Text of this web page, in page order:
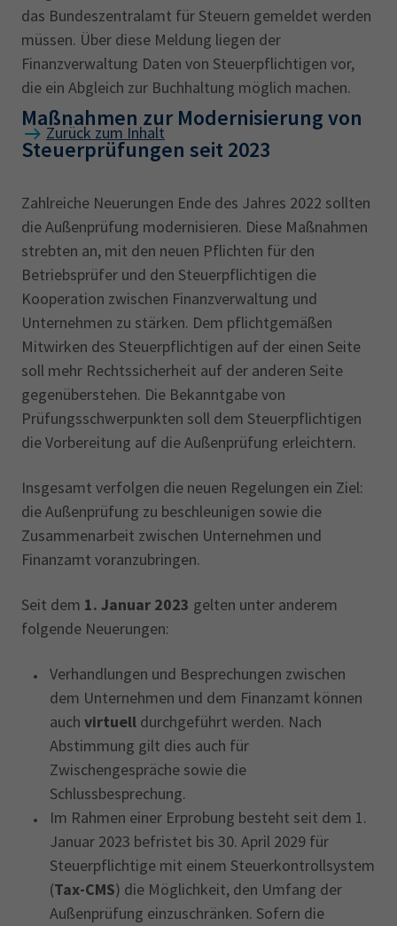
das Bundeszentralamt für Steuern gemeldet werden
müssen. Über diese Meldung liegen der
Finanzverwaltung Daten von Steuerpflichtigen vor,
die ein Abgleich zur Buchhaltung möglich machen.
Zurück zum Inhalt
Maßnahmen zur Modernisierung von
Steuerprüfungen seit 2023
Zahlreiche Neuerungen Ende des Jahres 2022 sollten
die Außenprüfung modernisieren. Diese Maßnahmen
strebten an, mit den neuen Pflichten für den
Betriebsprüfer und den Steuerpflichtigen die
Kooperation zwischen Finanzverwaltung und
Unternehmen zu stärken. Dem pflichtgemäßen
Mitwirken des Steuerpflichtigen auf der einen Seite
soll mehr Rechtssicherheit auf der anderen Seite
gegenüberstehen. Die Bekanntgabe von
Prüfungsschwerpunkten soll dem Steuerpflichtigen
die Vorbereitung auf die Außenprüfung erleichtern.
Insgesamt verfolgen die neuen Regelungen ein Ziel:
die Außenprüfung zu beschleunigen sowie die
Zusammenarbeit zwischen Unternehmen und
Finanzamt voranzubringen.
Seit dem 1. Januar 2023 gelten unter anderem
folgende Neuerungen:
Verhandlungen und Besprechungen zwischen
dem Unternehmen und dem Finanzamt können
auch virtuell durchgeführt werden. Nach
Abstimmung gilt dies auch für
Zwischengespräche sowie die
Schlussbesprechung.
Im Rahmen einer Erprobung besteht seit dem 1.
Januar 2023 befristet bis 30. April 2029 für
Steuerpflichtige mit einem Steuerkontrollsystem
(Tax-CMS) die Möglichkeit, den Umfang der
Außenprüfung einzuschränken. Sofern die